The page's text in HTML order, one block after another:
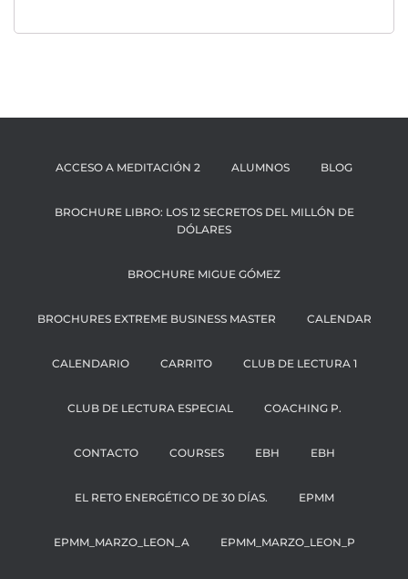
ACCESO A MEDITACIÓN 2 ALUMNOS BLOG
BROCHURE LIBRO: LOS 12 SECRETOS DEL MILLÓN DE
DÓLARES
BROCHURE MIGUE GÓMEZ
BROCHURES EXTREME BUSINESS MASTER CALENDAR
CALENDARIO CARRITO CLUB DE LECTURA 1
CLUB DE LECTURA ESPECIAL COACHING P.
CONTACTO COURSES EBH EBH
EL RETO ENERGÉTICO DE 30 DÍAS. EPMM
EPMM_MARZO_LEON_A EPMM_MARZO_LEON_P